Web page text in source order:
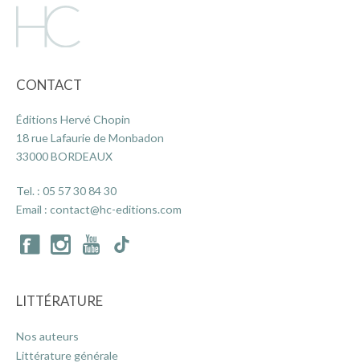
CONTACT
Éditions Hervé Chopin
18 rue Lafaurie de Monbadon
33000 BORDEAUX
Tel. : 05 57 30 84 30
Email : contact@hc-editions.com
LITTÉRATURE
Nos auteurs
Littérature générale